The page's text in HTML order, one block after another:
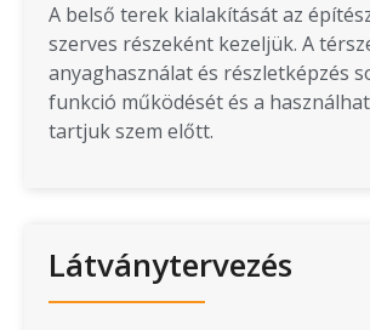
A belső terek kialakítását az
szerves részeként kezeljük. A
anyaghasználat és részletképzés
funkció működését és a
tartjuk szem előtt.
Látványtervezés